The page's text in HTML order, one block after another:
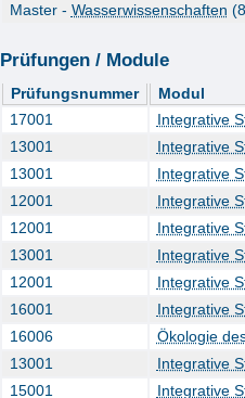
Master - Wasserwissenschaften
Prüfungen / Module
Prüfungsnummer
Modul
17001
Integrative
13001
Integrative
13001
Integrative
12001
Integrative
12001
Integrative
13001
Integrative
12001
Integrative
16001
Integrative
16006
Ökologie
13001
Integrative
15001
Integrative